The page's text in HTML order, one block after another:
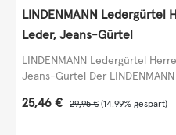
LINDENMANN Ledergürtel
Leder, Jeans-Gürtel
LINDENMANN Ledergürtel
Jeans-Gürtel Der
Verkaufspreis:
25,46 € Regulärer Preis:
29,95 € (14.99% gespart)